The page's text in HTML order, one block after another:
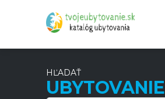
HĽADAŤ
UBYTOVANIE